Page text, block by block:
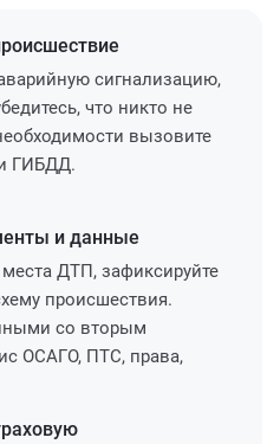
сигнализацию,
что никто не
вызовите
ГИБДД.
и данные
ДТП, зафиксируйте
происшествия.
со вторым
ОСАГО, ПТС, права,